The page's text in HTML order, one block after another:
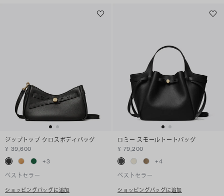
ジップトップ クロスボディバッグ
¥ 39,600
+3
ベストセラー
ショッピングバッグに追加
ロミー スモールトートバッグ
¥ 79,200
+4
ベストセラー
ショッピングバッグに追加